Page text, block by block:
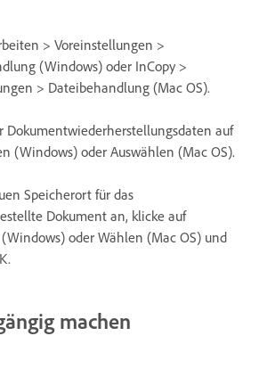
> Voreinstellungen >
(Windows) oder InCopy >
> Dateibehandlung (Mac OS).
Dokumentwiederherstellungsdaten auf
(Windows) oder Auswählen (Mac OS).
Speicherort für das
Dokument an, klicke auf
oder Wählen (Mac OS) und
machen